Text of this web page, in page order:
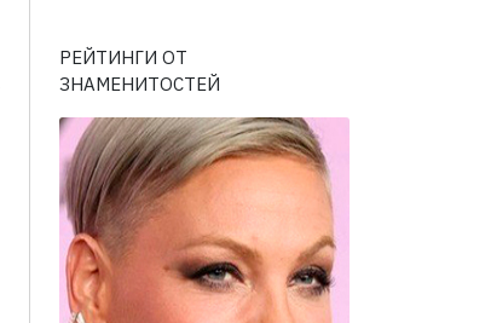
РЕЙТИНГИ ОТ
ЗНАМЕНИТОСТЕЙ